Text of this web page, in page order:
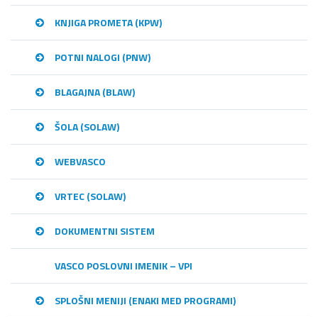
KNJIGA PROMETA (KPW)
POTNI NALOGI (PNW)
BLAGAJNA (BLAW)
ŠOLA (SOLAW)
WEBVASCO
VRTEC (SOLAW)
DOKUMENTNI SISTEM
VASCO POSLOVNI IMENIK – VPI
SPLOŠNI MENIJI (ENAKI MED PROGRAMI)